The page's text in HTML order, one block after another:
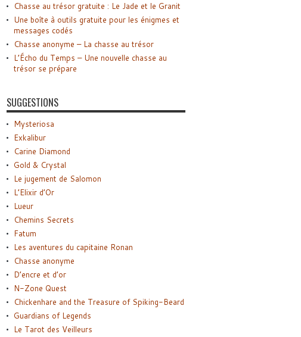
Chasse au trésor gratuite : Le Jade et le Granit
Une boîte à outils gratuite pour les énigmes et
messages codés
Chasse anonyme – La chasse au trésor
L’Écho du Temps – Une nouvelle chasse au
trésor se prépare
SUGGESTIONS
Mysteriosa
Exkalibur
Carine Diamond
Gold & Crystal
Le jugement de Salomon
L’Elixir d’Or
Lueur
Chemins Secrets
Fatum
Les aventures du capitaine Ronan
Chasse anonyme
D’encre et d’or
N-Zone Quest
Chickenhare and the Treasure of Spiking-Beard
Guardians of Legends
Le Tarot des Veilleurs